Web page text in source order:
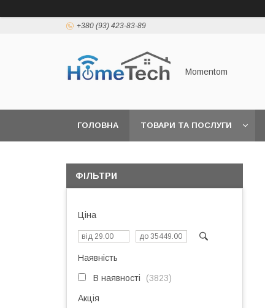
+380 (93) 423-83-89
Momentom
ГОЛОВНА ТОВАРИ ТА ПОСЛУГИ
ФІЛЬТРИ
Ціна
Наявність
В наявності 3823
Акція